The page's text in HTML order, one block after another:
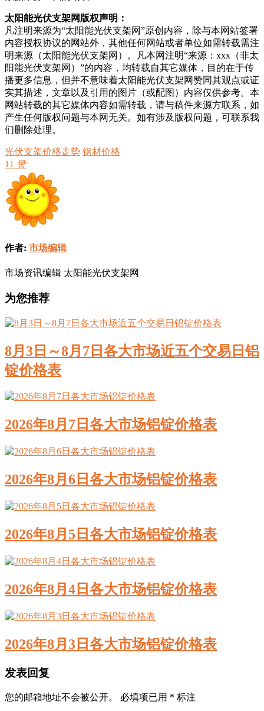
太阳能光伏支架网版权声明：
凡注明来源为“太阳能光伏支架网”原创内容，除与本网站签署
内容授权协议的网站外，其他任何网站或者单位如需转载需注
明来源（太阳能光伏支架网）。凡本网注明“来源：xxx（非太
阳能光伏支架网）”的内容，均转载自其它媒体，目的在于传
播更多信息，但并不意味着太阳能光伏支架网赞同其观点或证
实其描述，文章以及引用的图片（或配图）内容仅供参考。本
网站转载的其它媒体内容如需转载，请与稿件来源方联系，如
产生任何版权问题与本网无关。如有涉及版权问题，可联系我
们删除处理。
光伏支架价格走势 钢材价格
11 赞
作者: 市场编辑
市场资讯编辑 太阳能光伏支架网
为您推荐
8月3日～8月7日各大市场近五个交易日铝
锭价格表
2026年8月7日各大市场铝锭价格表
2026年8月6日各大市场铝锭价格表
2026年8月5日各大市场铝锭价格表
2026年8月4日各大市场铝锭价格表
2026年8月3日各大市场铝锭价格表
发表回复
您的邮箱地址不会被公开。 必填项已用 * 标注